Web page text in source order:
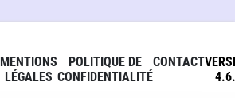
MENTIONS
LÉGALES
POLITIQUE DE
CONFIDENTIALITÉ
CONTACT